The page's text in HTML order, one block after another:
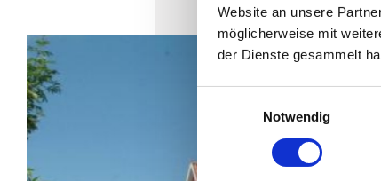
Website an unsere
möglicherweise mit
der Dienste gesammelt
Notwendig